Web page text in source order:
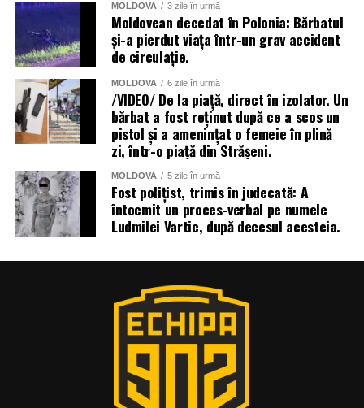
MOLDOVA 3 zile în urmă
Moldovean decedat în Polonia: Bărbatul
și-a pierdut viața într-un grav accident
de circulație.
MOLDOVA 6 zile în urmă
/VIDEO/ De la piață, direct în izolator. Un
bărbat a fost reținut după ce a scos un
pistol și a amenințat o femeie în plină
zi, într-o piață din Strășeni.
MOLDOVA 5 zile în urmă
Fost polițist, trimis în judecată: A
întocmit un proces-verbal pe numele
Ludmilei Vartic, după decesul acesteia.